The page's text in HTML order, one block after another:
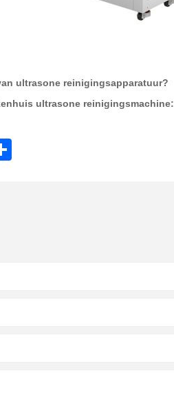
ultrasone reinigingsapparatuur?
ultrasone reinigingsmachine: